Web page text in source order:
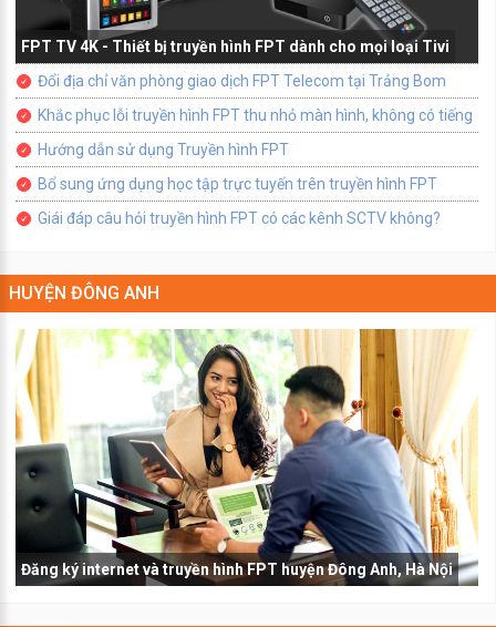
FPT TV 4K - Thiết bị truyền hình FPT dành cho mọi loại Tivi
Đổi địa chỉ văn phòng giao dịch FPT Telecom tại Trảng Bom
Khắc phục lỗi truyền hình FPT thu nhỏ màn hình, không có tiếng
Hướng dẫn sử dụng Truyền hình FPT
Bổ sung ứng dụng học tập trực tuyến trên truyền hình FPT
Giái đáp câu hỏi truyền hình FPT có các kênh SCTV không?
HUYỆN ĐÔNG ANH
Đăng ký internet và truyền hình FPT huyện Đông Anh, Hà Nội